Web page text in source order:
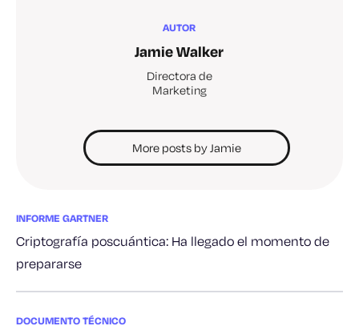
AUTOR
Jamie Walker
Directora de
Marketing
More posts by Jamie
INFORME GARTNER
Criptografía poscuántica: Ha llegado el momento de
prepararse
DOCUMENTO TÉCNICO